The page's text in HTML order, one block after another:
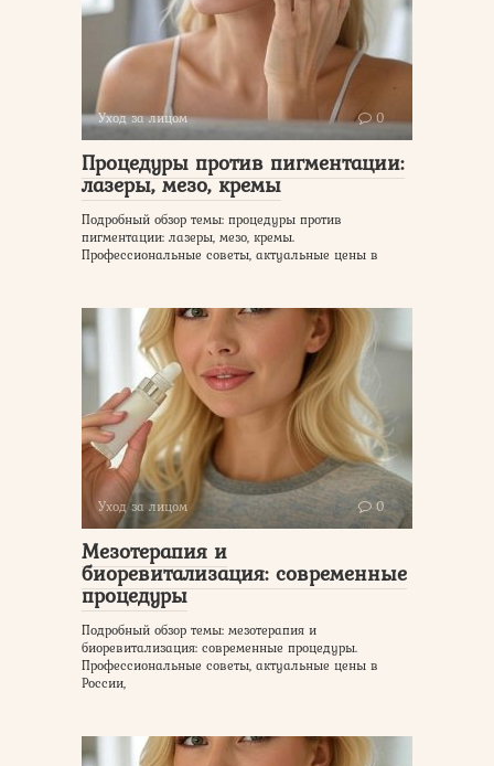
Уход за лицом 0
Процедуры против пигментации:
лазеры, мезо, кремы
Подробный обзор темы: процедуры против
пигментации: лазеры, мезо, кремы.
Профессиональные советы, актуальные цены в
Уход за лицом 0
Мезотерапия и
биоревитализация: современные
процедуры
Подробный обзор темы: мезотерапия и
биоревитализация: современные процедуры.
Профессиональные советы, актуальные цены в
России,